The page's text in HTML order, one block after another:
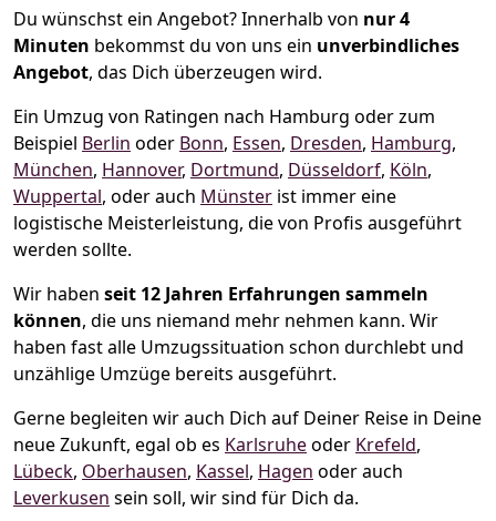
Du wünschst ein Angebot? Innerhalb von nur 4
Minuten bekommst du von uns ein unverbindliches
Angebot, das Dich überzeugen wird.
Ein Umzug von Ratingen nach Hamburg oder zum
Beispiel Berlin oder Bonn, Essen, Dresden, Hamburg,
München, Hannover, Dortmund, Düsseldorf, Köln,
Wuppertal, oder auch Münster ist immer eine
logistische Meisterleistung, die von Profis ausgeführt
werden sollte.
Wir haben seit 12 Jahren Erfahrungen sammeln
können, die uns niemand mehr nehmen kann. Wir
haben fast alle Umzugssituation schon durchlebt und
unzählige Umzüge bereits ausgeführt.
Gerne begleiten wir auch Dich auf Deiner Reise in Deine
neue Zukunft, egal ob es Karlsruheoder Krefeld,
Lübeck, Oberhausen, Kassel, Hagen oder auch
Leverkusen sein soll, wir sind für Dich da.